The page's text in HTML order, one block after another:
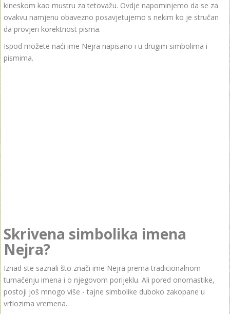
kineskom kao mustru za tetovažu. Ovdje napominjemo da se za
ovakvu namjenu obavezno posavjetujemo s nekim ko je stručan
da provjeri korektnost pisma.
Ispod možete naći ime Nejra napisano i u drugim simbolima i
pismima.
Skrivena simbolika imena
Nejra?
Iznad ste saznali što znači ime Nejra prema tradicionalnom
tumačenju imena i o njegovom porijeklu. Ali pored onomastike,
postoji još mnogo više - tajne simbolike duboko zakopane u
vrtlozima vremena.